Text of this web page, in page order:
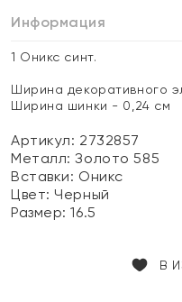
Информация
1 Оникс синт.
Ширина декоративного
Ширина шинки - 0,24 см
Артикул: 2732857
Металл:Золото 585
Вставки: Оникс
Цвет:Черный
Размер:16.5
В